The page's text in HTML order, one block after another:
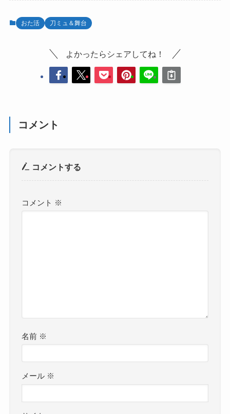
おた活 刀ミュ＆舞台
よかったらシェアしてね！
コメント
コメントする
コメント ※
名前 ※
メール ※